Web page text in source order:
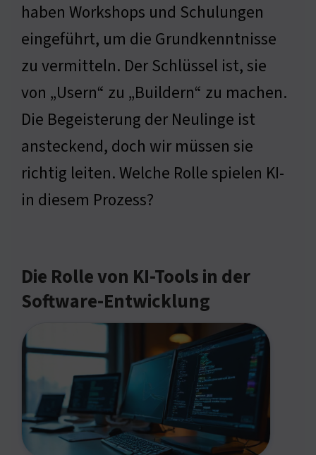
haben Workshops und Schulungen
eingeführt, um die Grundkenntnisse
zu vermitteln. Der Schlüssel ist, sie
von „Usern“ zu „Buildern“ zu machen.
Die Begeisterung der Neulinge ist
ansteckend, doch wir müssen sie
richtig leiten. Welche Rolle spielen KI-
in diesem Prozess?
Die Rolle von KI-Tools in der
Software-Entwicklung